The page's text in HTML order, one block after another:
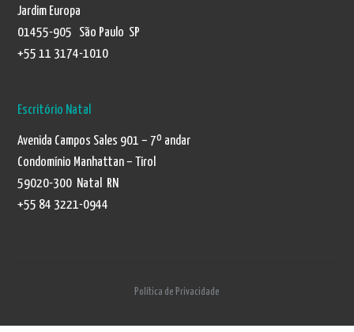
Jardim Europa
01455-905 São Paulo SP
+55 11 3174-1010
Escritório Natal
Avenida Campos Sales 901 – 7º andar
Condomínio Manhattan – Tirol
59020-300 Natal RN
+55 84 3221-0944
Política de Privacidade